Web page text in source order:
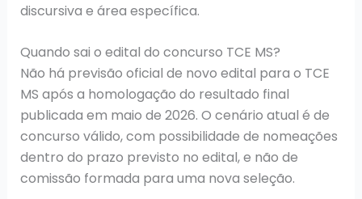
discursiva e área específica.
Quando sai o edital do concurso TCE MS?
Não há previsão oficial de novo edital para o TCE
MS após a homologação do resultado final
publicada em maio de 2026. O cenário atual é de
concurso válido, com possibilidade de nomeações
dentro do prazo previsto no edital, e não de
comissão formada para uma nova seleção.